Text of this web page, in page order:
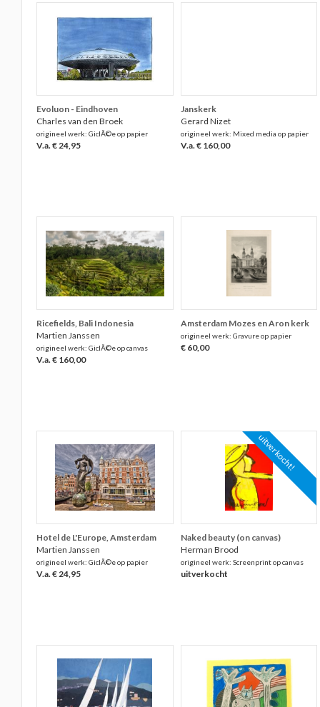
Evoluon - Eindhoven
Charles van den Broek
origineel werk: GiclÃ©e op papier
V.a. € 24,95
Janskerk
Gerard Nizet
origineel werk: Mixed media op papier
V.a. € 160,00
Ricefields, Bali Indonesia
Martien Janssen
origineel werk: GiclÃ©e op canvas
V.a. € 160,00
Amsterdam Mozes en Aron kerk
origineel werk: Gravure op papier
€ 60,00
Hotel de L'Europe, Amsterdam
Martien Janssen
origineel werk: GiclÃ©e op papier
V.a. € 24,95
uitverkocht!
Naked beauty (on canvas)
Herman Brood
origineel werk: Screenprint op canvas
uitverkocht